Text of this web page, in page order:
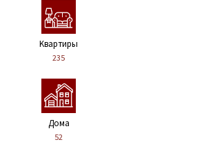
Kвартиры
235
Дома
52